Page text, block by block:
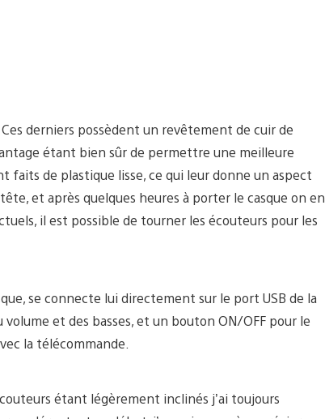
derniers possèdent un revêtement de cuir de
étant bien sûr de permettre une meilleure
faits de plastique lisse, ce qui leur donne un aspect
et après quelques heures à porter le casque on en
il est possible de tourner les écouteurs pour les
se connecte lui directement sur le port USB de la
et des basses, et un bouton ON/OFF pour le
la télécommande.
étant légèrement inclinés j’ai toujours